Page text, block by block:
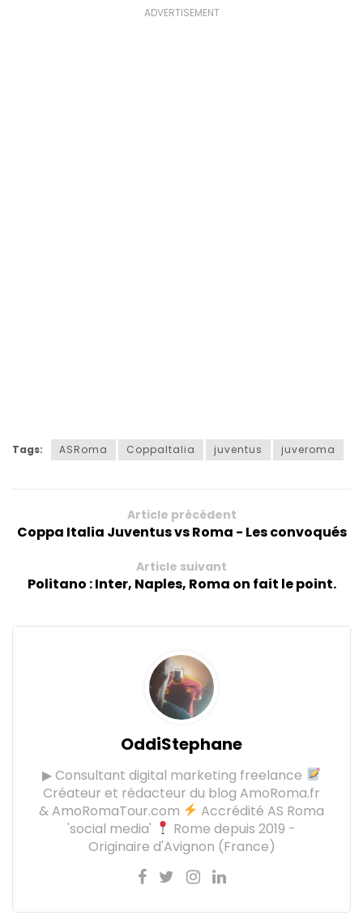
ADVERTISEMENT
Tags: ASRoma CoppaItalia juventus juveroma
Article précédent
Coppa Italia Juventus vs Roma - Les convoqués
Article suivant
Politano : Inter, Naples, Roma on fait le point.
OddiStephane
▶ Consultant digital marketing freelance
Créateur et rédacteur du blog AmoRoma.fr
& AmoRomaTour.com
Accrédité AS Roma
'social media'
Rome depuis 2019 -
Originaire d'Avignon (France)